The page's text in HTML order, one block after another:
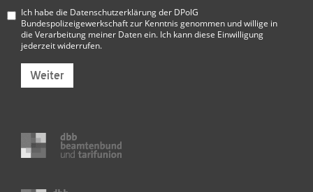
Ich habe die Datenschutzerklärung der DPolG
Bundespolizeigewerkschaftzur Kenntnis genommen und willige in
die Verarbeitung meiner Daten ein. Ich kann diese Einwilligung
jederzeit widerrufen.
Weiter